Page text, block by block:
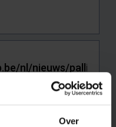
Over
waar je de fout zag.